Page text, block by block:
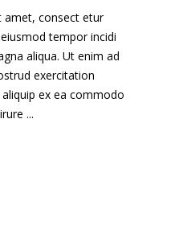
amet, consect etur
tempor incidi
aliqua. Ut enim ad
exercitation
ex ea commodo